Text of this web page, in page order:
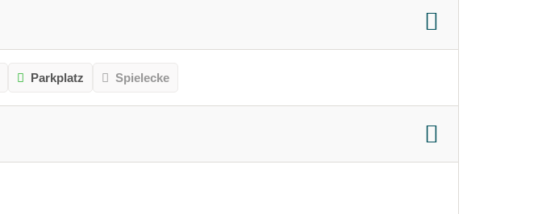
Parkplatz Spielecke